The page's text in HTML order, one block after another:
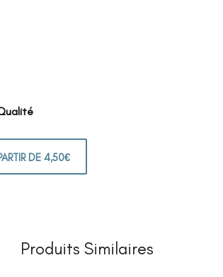
DE 4,50€
Produits Similaires